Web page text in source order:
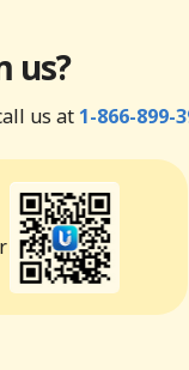
us?
us at 1-866-899-